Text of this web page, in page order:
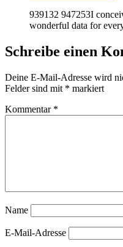
939132 947253I
wonderful data for
Schreibe einen
Deine E-Mail-Adresse wird
Felder sind mit * markiert
Kommentar *
Name
E-Mail-Adresse